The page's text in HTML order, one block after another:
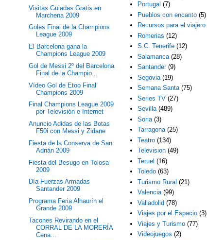
Visitas Guiadas Gratis en
Marchena 2009
Goles Final de la Champions
League 2009
El Barcelona gana la
Champions League 2009
Gol de Messi 2º del Barcelona
Final de la Champio...
Vídeo Gol de Etoo Final
Champions 2009
Final Champions League 2009
por Televisión e Internet
Anuncio Adidas de las Botas
F50i con Messi y Zidane
Fiesta de la Conserva de San
Adrián 2009
Fiesta del Besugo en Tolosa
2009
Día Fuerzas Armadas
Santander 2009
Programa Feria Alhaurín el
Grande 2009
Tacones Revirando en el
CORRAL DE LA MORERÍA
Cena...
Portugal (7)
Pueblos con encanto (5)
Recursos para el viajero
Romerias (12)
S.C. Tenerife (12)
Salamanca (28)
Santander (9)
Segovia (19)
Semana Santa (75)
Series TV (27)
Sevilla (489)
Soria (3)
Tarragona (25)
Teatro (134)
Television (49)
Teruel (16)
Toledo (63)
Turismo Rural (21)
Valencia (99)
Valladolid (78)
Viajes por el Espacio (3)
Viajes y Turismo (77)
Videojuegos (2)